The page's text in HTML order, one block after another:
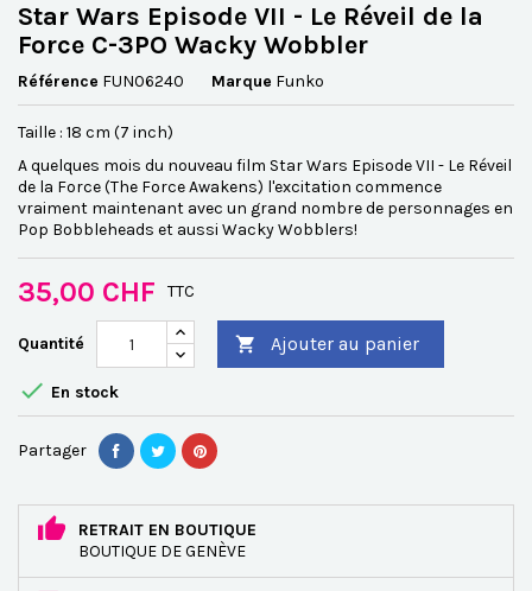
Star Wars Episode VII - Le Réveil de la
Force C-3PO Wacky Wobbler
Référence FUN06240 Marque Funko
Taille : 18 cm (7 inch)
A quelques mois du nouveau film Star Wars Episode VII - Le Réveil
de la Force (The Force Awakens) l'excitation commence
vraiment maintenant avec un grand nombre de personnages en
Pop Bobbleheads et aussi Wacky Wobblers!
35,00 CHF TTC
Quantité  Ajouter au panier
 En stock
Partager
RETRAIT EN BOUTIQUE
BOUTIQUE DE GENÈVE